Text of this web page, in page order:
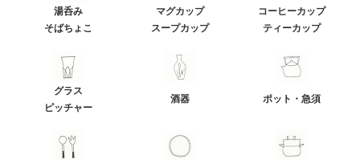
湯呑み
そばちょこ
マグカップ
スープカップ
コーヒーカップ
ティーカップ
グラス
ピッチャー
酒器 ポット・急須